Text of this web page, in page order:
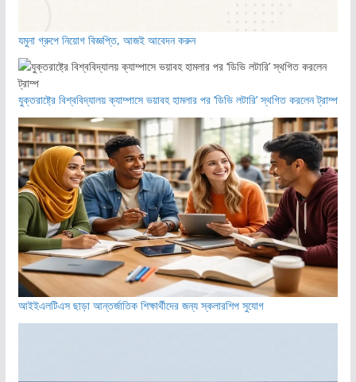
যমুনা গ্রুপে নিয়োগ বিজ্ঞপ্তি, আজই আবেদন করুন
যুক্তরাষ্ট্রে বিশ্ববিদ্যালয় ক্যাম্পাসে ভয়াবহ হামলার পর ‘ডিভি লটারি’ স্থগিত করলেন ট্রাম্প
আইইএলটিএস ছাড়া আন্তর্জাতিক শিক্ষার্থীদের জন্য স্কলারশিপ সুযোগ